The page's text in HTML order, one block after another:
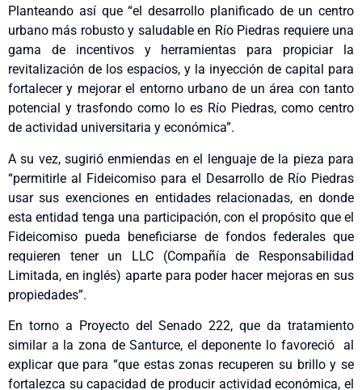
Planteando así que “el desarrollo planificado de un centro
urbano más robusto y saludable en Río Piedras requiere una
gama de incentivos y herramientas para propiciar la
revitalización de los espacios, y la inyección de capital para
fortalecer y mejorar el entorno urbano de un área con tanto
potencial y trasfondo como lo es Río Piedras, como centro
de actividad universitaria y económica”.
A su vez, sugirió enmiendas en el lenguaje de la pieza para
“permitirle al Fideicomiso para el Desarrollo de Río Piedras
usar sus exenciones en entidades relacionadas, en donde
esta entidad tenga una participación, con el propósito que el
Fideicomiso pueda beneficiarse de fondos federales que
requieren tener un LLC (Compañía de Responsabilidad
Limitada, en inglés) aparte para poder hacer mejoras en sus
propiedades”.
En torno a Proyecto del Senado 222, que da tratamiento
similar a la zona de Santurce, el deponente lo favoreció al
explicar que para “que estas zonas recuperen su brillo y se
fortalezca su capacidad de producir actividad económica, el